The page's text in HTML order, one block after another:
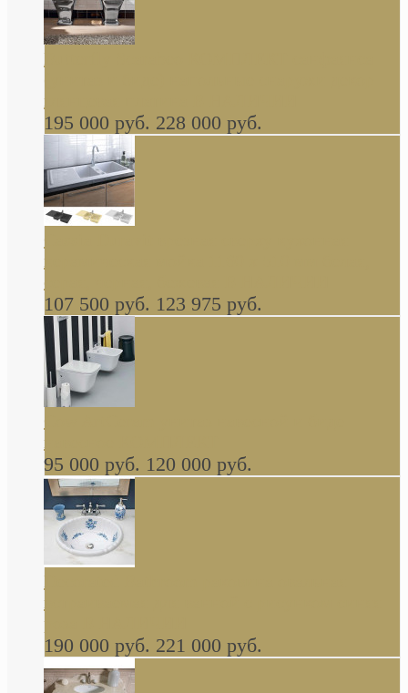
Butterfly Scarabeo КОМПЛЕКТ санфаянса
глянцевая платина В НАЛИЧИИ
195 000 руб. 228 000 руб.
керамическая мойка 1160 x 510 мм белая,
серая, черная, бежевая В НАЛИЧИИ
107 500 руб. 123 975 руб.
навесное КОМПЛЕКТ
95 000 руб. 120 000 руб.
Decorated Bathroom раковина овальная
встраиваемая для ванной с рисунком синяя
роза В НАЛИЧИИ
190 000 руб. 221 000 руб.